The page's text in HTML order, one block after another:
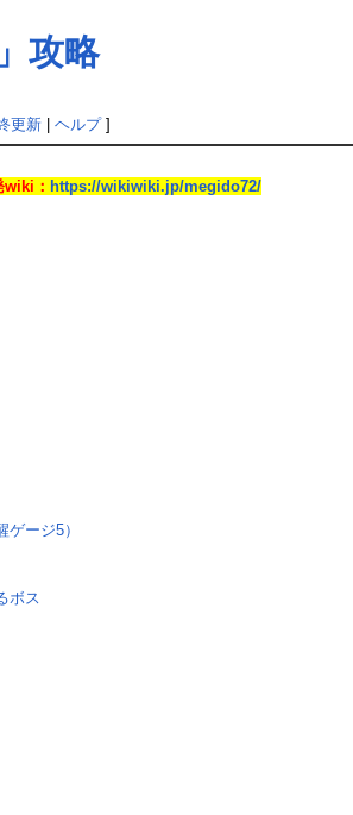
攻略
更新| ヘルプ]
wiki： https://wikiwiki.jp/megido72/
ージ5）
ボス